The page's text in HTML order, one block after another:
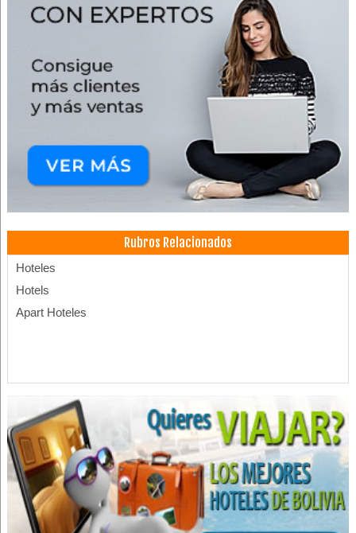
Rubros Relacionados
Hoteles
Hotels
Apart Hoteles